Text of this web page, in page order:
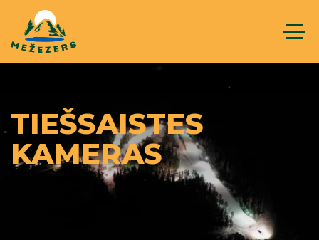
TIEŠSAISTES
KAMERAS